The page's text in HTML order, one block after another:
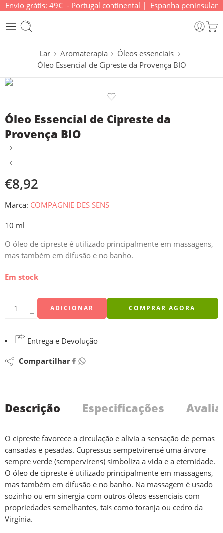
Envio grátis: 49€ - Portugal continental | Espanha peninsular
Lar Aromaterapia
Óleos essenciais
Óleo Essencial de Cipreste da Provença BIO
Óleo Essencial de Cipreste da
Provença BIO
€8,92
Marca: COMPAGNIE DES SENS
10 ml
O óleo de cipreste é utilizado principalmente em massagens,
mas também em difusão e no banho.
Em stock
ADICIONAR COMPRAR AGORA
Entrega e Devolução
Compartilhar
Descrição Especificações
O cipreste favorece a circulação e alivia a sensação de pernas
cansadas e pesadas. Cupressus sempetvirensé uma árvore
sempre verde (sempervirens) simboliza a vida e a eternidade.
O óleo de cipreste é utilizado principalmente em massagens,
mas também em difusão e no banho. Na massagem é usado
sozinho ou em sinergia com outros óleos essenciais com
propriedades semelhantes, tais como toranja ou cedro da
Virgínia.